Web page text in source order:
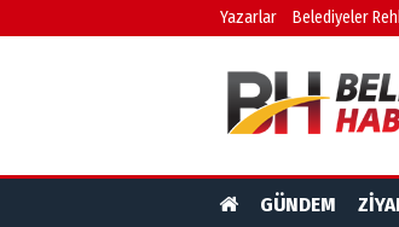
Yazarlar Belediyeler
GÜNDEM